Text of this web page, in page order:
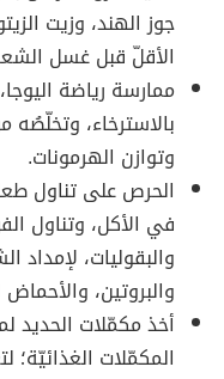
جوز الهند، وزيت
الأقلّ قبل غسل
ممارسة رياضة
بالاسترخاء، وتخلّصُه
وتوازن الهرمونات.
الحرص على تناول
في الأكل، وتناول
والبقوليات، لإمداد
والبروتين، والأحماض
أخذ مكمّلات الحديد
المكمّلات